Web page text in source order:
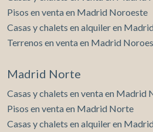
Pisos en venta en Madrid Noroeste
Casas y chalets en alquiler en
Terrenos en venta en Madrid
Madrid Norte
Casas y chalets en venta en Madrid
Pisos en venta en Madrid Norte
Casas y chalets en alquiler en